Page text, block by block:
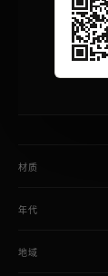
材质
年代
地域